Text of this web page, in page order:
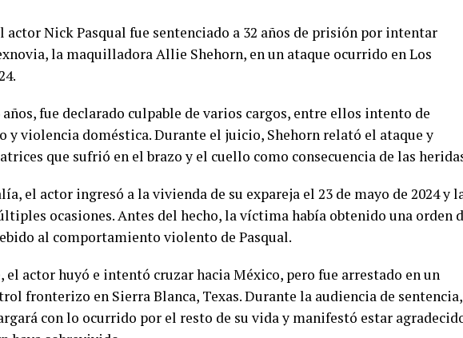
actorNick Pasqual fue sentenciado a 32 años de prisión por intentar
la maquilladoraAllie Shehorn, en un ataque ocurrido en Los
años, fue declarado culpable de varios cargos, entre ellos intento de
y violencia doméstica. Durante el juicio, Shehorn relató el ataque y
que sufrió en el brazo y el cuello como consecuencia de las
el actor ingresó a la vivienda de su expareja el 23 de mayo de 2024 y
ocasiones. Antes del hecho, la víctima había obtenido una orden
al comportamiento violento de Pasqual.
el actor huyó e intentó cruzar hacia México, pero fue arrestado en un
fronterizo en Sierra Blanca, Texas. Durante la audiencia de sentencia,
con lo ocurrido por el resto de su vida y manifestó estar